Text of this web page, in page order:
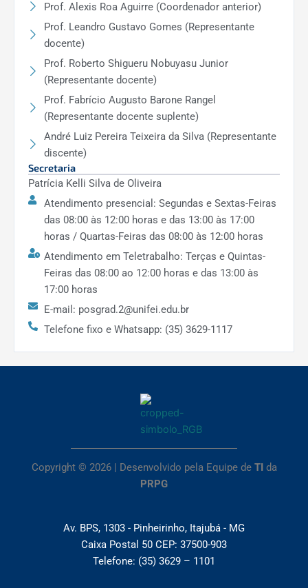
Prof. Alexis Roa Aguirre (Coordenador anterior)
Prof. Leandro Gustavo Gomes (Representante
docente)
Prof. Roberto Shigueru Nobuyasu Junior
(Representante docente)
Prof. Fabrício Augusto Barone Rangel
(Representante docente suplente)
André Luiz Pereira Teixeira da Silva (Representante
discente)
Secretaria
Patrícia Kelli Silva de Oliveira
Atendimento presencial: Segundas e Sextas-Feiras
das 08:00 às 12:00 horas e das 13:00 às 17:00
horas / Quartas-Feiras das 08:00 às 12:00 horas
Atendimento em Teletrabalho: Terças e Quintas-
Feiras das 08:00 ao 12:00 horas e das 13:00 às
17:00 horas
E-mail: posgrad.2@unifei.edu.br
Telefone fixo e Whatsapp: (35) 3629-1117
Copyright © 2026 | Desenvolvido pela Equipe de TIda
PRPG
Av. BPS, 1303 - Pinheirinho, Itajubá - MG
Caixa Postal 50 CEP: 37500-903
Telefone: (35) 3629 – 1101